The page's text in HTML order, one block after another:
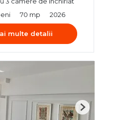
70 mp 2026
multe detalii
Next